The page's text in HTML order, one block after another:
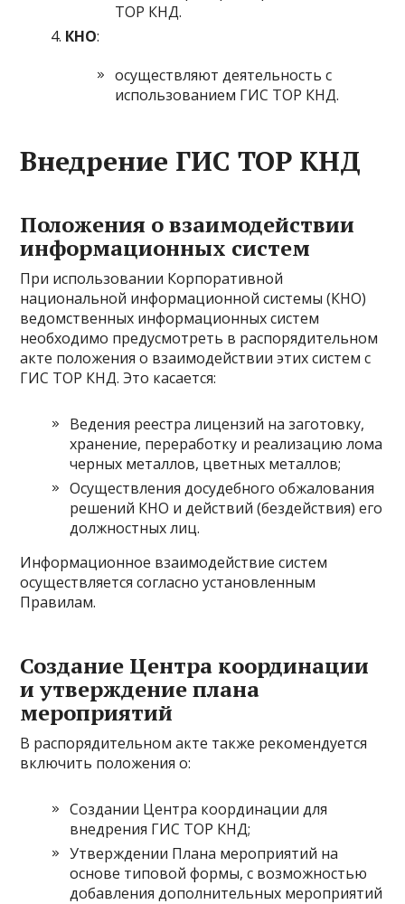
ТОР КНД.
КНО:
осуществляют деятельность с
использованием ГИС ТОР КНД.
Внедрение ГИС ТОР КНД
Положения о взаимодействии
информационных систем
При использовании Корпоративной
национальной информационной системы (КНО)
ведомственных информационных систем
необходимо предусмотреть в распорядительном
акте положения о взаимодействии этих систем с
ГИС ТОР КНД. Это касается:
Ведения реестра лицензий на заготовку,
хранение, переработку и реализацию лома
черных металлов, цветных металлов;
Осуществления досудебного обжалования
решений КНО и действий (бездействия) его
должностных лиц.
Информационное взаимодействие систем
осуществляется согласно установленным
Правилам.
Создание Центра координации
и утверждение плана
мероприятий
В распорядительном акте также рекомендуется
включить положения о:
Создании Центра координации для
внедрения ГИС ТОР КНД;
Утверждении Плана мероприятий на
основе типовой формы, с возможностью
добавления дополнительных мероприятий